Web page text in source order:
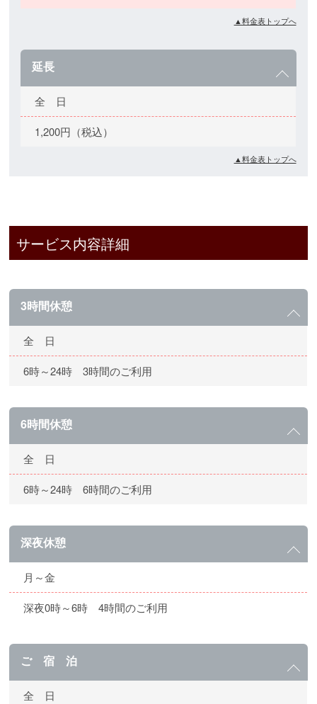
▲料金表トップへ
延長
全 日
1,200円（税込）
▲料金表トップへ
サービス内容詳細
3時間休憩
全 日
6時～24時 3時間のご利用
6時間休憩
全 日
6時～24時 6時間のご利用
深夜休憩
月～金
深夜0時～6時 4時間のご利用
ご 宿 泊
全 日